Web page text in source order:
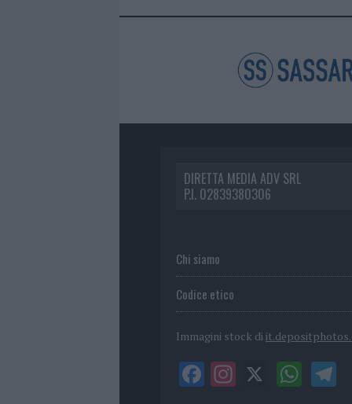
DIRETTA MEDIA ADV SRL
P.I. 02839380306
Chi siamo
Codice etico
Immagini stock di